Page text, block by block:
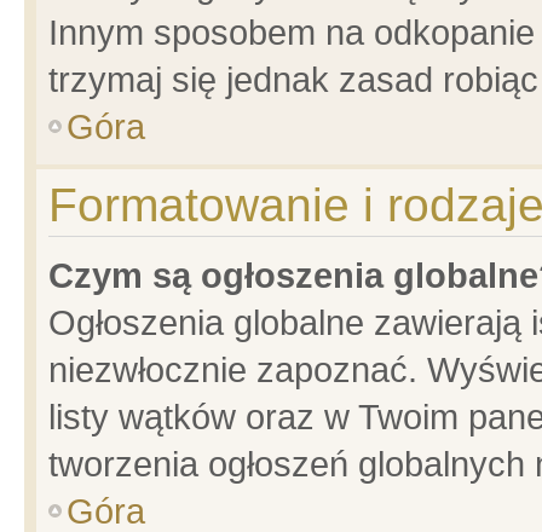
Innym sposobem na
trzymaj się jednak zasad
Góra
Formatowanie i
Czym są ogłoszenia
Ogłoszenia globalne
niezwłocznie zapoznać.
listy wątków oraz w Twoim
tworzenia ogłoszeń
Góra